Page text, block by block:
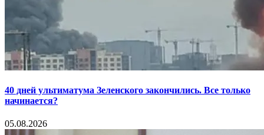
40 дней ультиматума Зеленского закончились. Все только
начинается?
05.08.2026